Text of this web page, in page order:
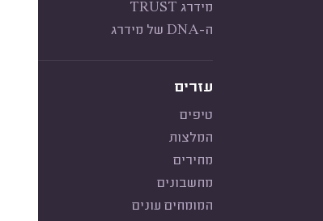
מידרג TRUST
ה-DNA של מידרג
עזרים
טיפים
המלצות
מחירים
מחשבונים
המומחים עונים